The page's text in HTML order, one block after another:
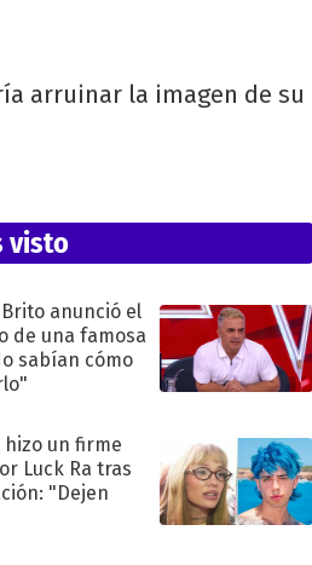
arruinar la imagen de su
visto
anunció el
de una famosa
sabían cómo
hizo un firme
Luck Ra tras
"Dejen